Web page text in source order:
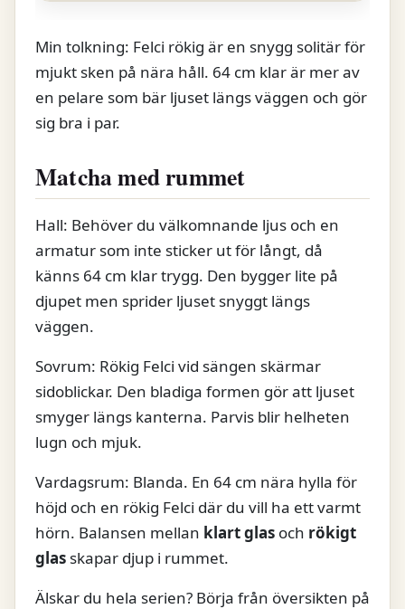
Min tolkning: Felci rökig är en snygg solitär för
mjukt sken på nära håll. 64 cm klar är mer av
en pelare som bär ljuset längs väggen och gör
sig bra i par.
Matcha med rummet
Hall: Behöver du välkomnande ljus och en
armatur som inte sticker ut för långt, då
känns 64 cm klar trygg. Den bygger lite på
djupet men sprider ljuset snyggt längs
väggen.
Sovrum: Rökig Felci vid sängen skärmar
sidoblickar. Den bladiga formen gör att ljuset
smyger längs kanterna. Parvis blir helheten
lugn och mjuk.
Vardagsrum: Blanda. En 64 cm nära hylla för
höjd och en rökig Felci där du vill ha ett varmt
hörn. Balansen mellan klart glas och rökigt
glas skapar djup i rummet.
Älskar du hela serien? Börja från översikten på